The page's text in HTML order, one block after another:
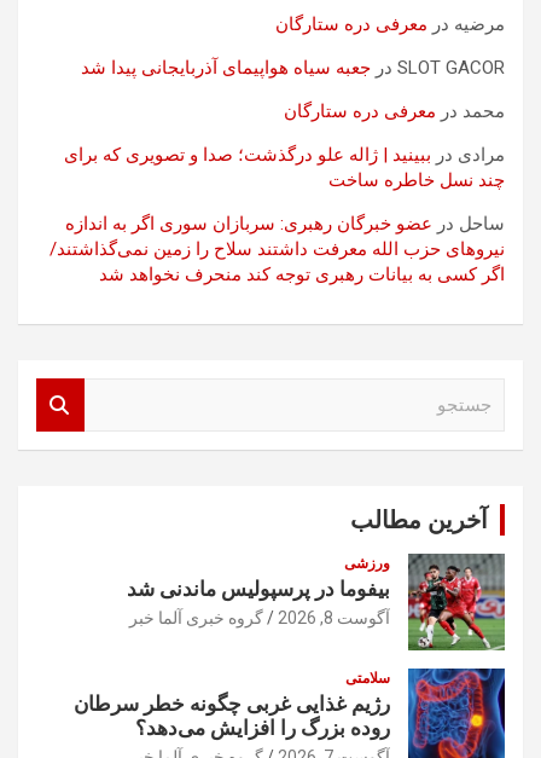
مرضیه در معرفی دره ستارگان
SLOT GACOR در جعبه سیاه هواپیمای آذربایجانی پیدا شد
محمد در معرفی دره ستارگان
مرادی در ببینید | ژاله علو درگذشت؛ صدا و تصویری که برای
چند نسل خاطره ساخت
ساحل در عضو خبرگان رهبری: سربازان سوری اگر به اندازه
نیروهای حزب الله معرفت داشتند سلاح را زمین نمی‌گذاشتند/
اگر کسی به بیانات رهبری توجه کند منحرف نخواهد شد
آخرین مطالب
ورزشی
بیفوما در پرسپولیس ماندنی شد
آگوست 8, 2026 گروه خبری آلما خبر
سلامتی
رژیم غذایی غربی چگونه خطر سرطان
روده بزرگ را افزایش می‌دهد؟